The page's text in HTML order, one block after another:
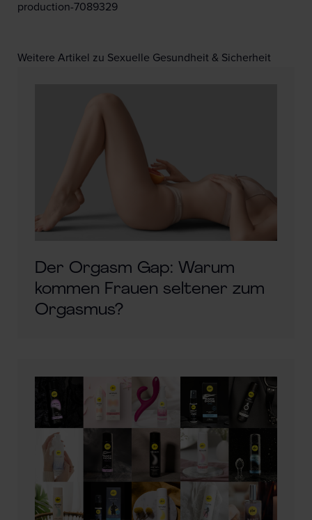
production-7089329
Weitere Artikel zu Sexuelle Gesundheit & Sicherheit
Der Orgasm Gap: Warum
kommen Frauen seltener zum
Orgasmus?